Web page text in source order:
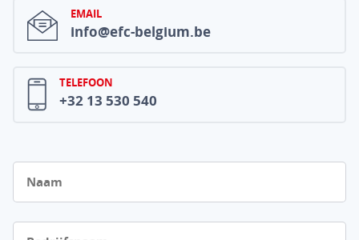
EMAIL
info@efc-belgium.be
TELEFOON
+32 13 530 540
Naam
Bedrijfsnaam